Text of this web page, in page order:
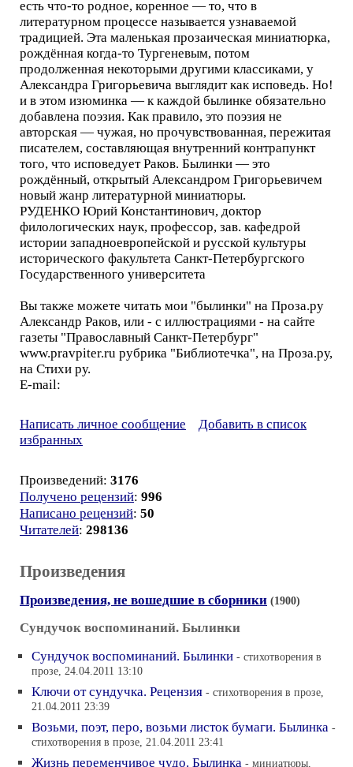
есть что-то родное, коренное — то, что в
литературном процессе называется узнаваемой
традицией. Эта маленькая прозаическая миниатюрка,
рождённая когда-то Тургеневым, потом
продолженная некоторыми другими классиками, у
Александра Григорьевича выглядит как исповедь. Но!
и в этом изюминка — к каждой былинке обязательно
добавлена поэзия. Как правило, это поэзия не
авторская — чужая, но прочувствованная, пережитая
писателем, составляющая внутренний контрапункт
того, что исповедует Раков. Былинки — это
рождённый, открытый Александром Григорьевичем
новый жанр литературной миниатюры.
РУДЕНКО Юрий Константинович, доктор
филологических наук, профессор, зав. кафедрой
истории западноевропейской и русской культуры
исторического факультета Санкт-Петербургского
Государственного университета
Вы также можете читать мои "былинки" на Проза.ру
Александр Раков, или - с иллюстрациями - на сайте
газеты "Православный Санкт-Петербург"
www.pravpiter.ru рубрика "Библиотечка", на Проза.ру,
на Стихи ру.
E-mail:
Написать личное сообщение
Добавить в список
избранных
Произведений: 3176
Получено рецензий: 996
Написано рецензий: 50
Читателей: 298136
Произведения
Произведения, не вошедшие в сборники (1900)
Сундучок воспоминаний. Былинки
Сундучок воспоминаний. Былинки - стихотворения в
прозе, 24.04.2011 13:10
Ключи от сундучка. Рецензия - стихотворения в прозе,
21.04.2011 23:39
Возьми, поэт, перо, возьми листок бумаги. Былинка -
стихотворения в прозе, 21.04.2011 23:41
Жизнь переменчивое чудо. Былинка - миниатюры,